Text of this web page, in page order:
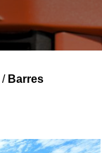
/ Barres